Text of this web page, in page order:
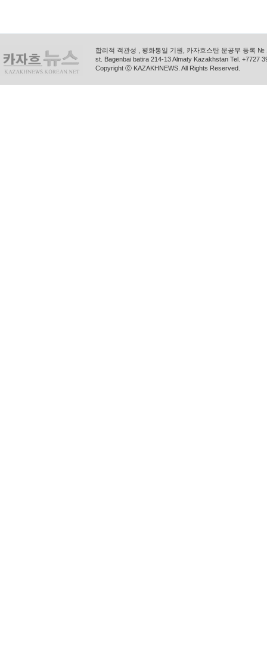
합리적 객관성 , 평화통일 기원, 카자흐스탄 문공부 등록
st. Bagenbai batira 214-13 Almaty Kazakhstan Tel. +7727
Copyright ⓒ KAZAKHNEWS. All Rights Reserved.